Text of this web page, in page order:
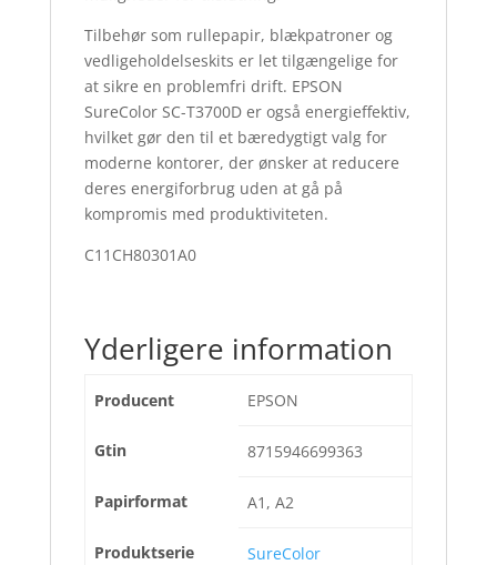
Tilbehør som rullepapir, blækpatroner og
vedligeholdelseskits er let tilgængelige for
at sikre en problemfri drift. EPSON
SureColor SC-T3700D er også energieffektiv,
hvilket gør den til et bæredygtigt valg for
moderne kontorer, der ønsker at reducere
deres energiforbrug uden at gå på
kompromis med produktiviteten.
C11CH80301A0
Yderligere information
Producent EPSON
Gtin 8715946699363
Papirformat A1, A2
Produktserie SureColor